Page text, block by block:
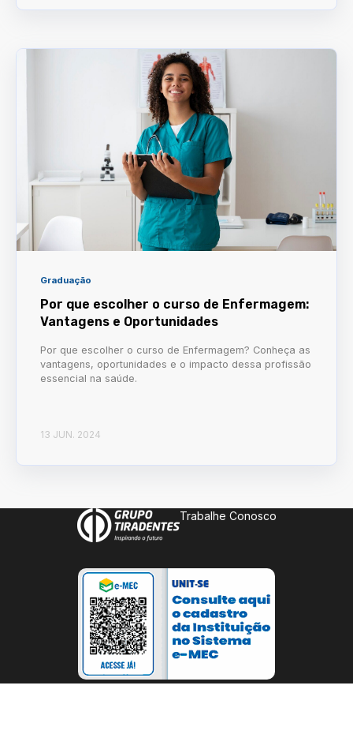
Graduação
Por que escolher o curso de Enfermagem:
Vantagens e Oportunidades
Por que escolher o curso de Enfermagem? Conheça as
vantagens, oportunidades e o impacto dessa profissão
essencial na saúde.
13 JUN. 2024
Trabalhe Conosco